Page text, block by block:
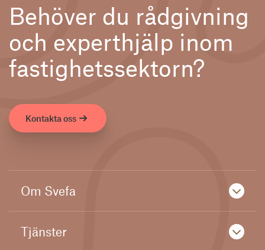
Behöver du rådgivning
och experthjälp inom
fastighetssektorn?
Kontakta oss
Om Svefa
Tjänster